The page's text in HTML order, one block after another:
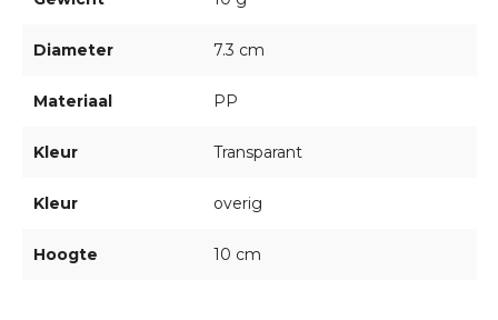
Diameter 7.3 cm
Materiaal PP
Kleur Transparant
Kleur overig
Hoogte 10 cm